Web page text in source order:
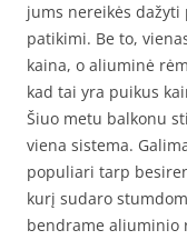
jums nereikės
patikimi. Be to,
kaina, o aliuminė
kad tai yra puikus
Šiuo metu balkonu
viena sistema.
populiari tarp
kurį sudaro
bendrame aliuminio